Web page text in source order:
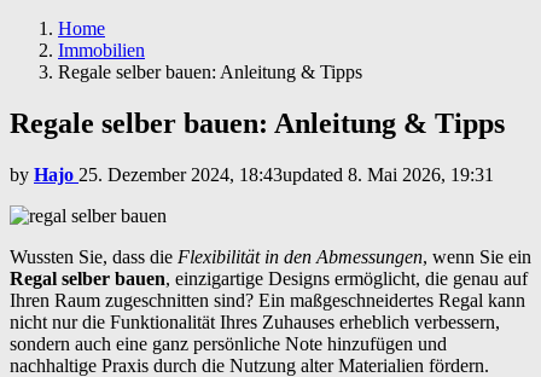
Home
Immobilien
Regale selber bauen: Anleitung & Tipps
Regale selber bauen: Anleitung & Tipps
by Hajo 25. Dezember 2024, 18:43updated 8. Mai 2026, 19:31
Wussten Sie, dass die Flexibilität in den Abmessungen, wenn Sie ein
Regal selber bauen, einzigartige Designs ermöglicht, die genau auf
Ihren Raum zugeschnitten sind? Ein maßgeschneidertes Regal kann
nicht nur die Funktionalität Ihres Zuhauses erheblich verbessern,
sondern auch eine ganz persönliche Note hinzufügen und
nachhaltige Praxis durch die Nutzung alter Materialien fördern.